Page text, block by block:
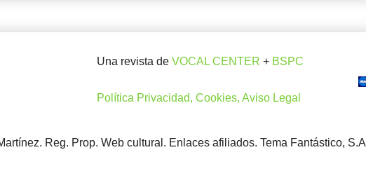
Una revista de VOCAL CENTER + BSPC
Política Privacidad, Cookies, Aviso Legal
Reg. Prop. Web cultural. Enlaces afiliados. Tema Fantástico,